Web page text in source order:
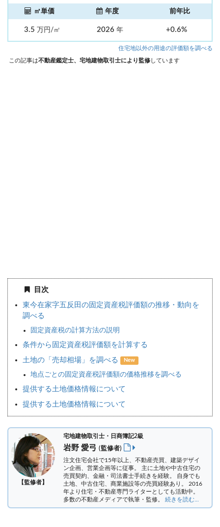
㎡単価 年度 前年比
3.5 万円/㎡ 2026 年 +0.6%
住宅地以外の用途の評価額を調べる
この記事は不動産鑑定士、宅地建物取引士により監修しています
目次
東今在家字五反田の固定資産税評価額の推移・動向を
調べる
固定資産税の計算方法の説明
条件から固定資産税評価額を計算する
土地の「売却相場」を調べる New
地点ごとの固定資産税評価額の価格推移を調べる
提供する土地価格情報について
提供する土地価格情報について
【監修者】
宅地建物取引士・日商簿記2級
岩野 愛弓 (監修者)
注文住宅会社で15年以上、不動産売買、建築デザイ
ン企画、営業企画等に従事。 主に土地や中古住宅の
売買契約、金融・司法書士手続きを経験。 自身でも
土地、中古住宅、商業施設等の売買経験あり。 2016
年より住宅・不動産専門ライターとしても活動中。
多数の不動産メディアで執筆・監修。 続きを読む...